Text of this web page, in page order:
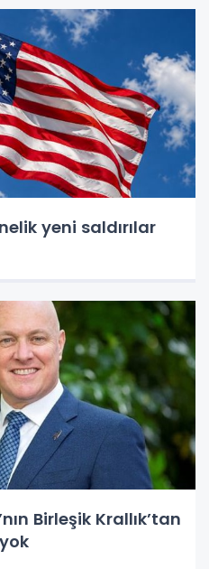
yeni saldırılar
Birleşik Krallık’tan